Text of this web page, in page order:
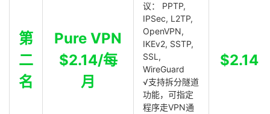
第
二
名
Pure VPN
$2.14/每
月
议： PPTP,
IPSec, L2TP,
OpenVPN,
IKEv2, SSTP,
SSL,
WireGuard
√支持拆分隧道
功能，可指定
程序走VPN通
$2.14